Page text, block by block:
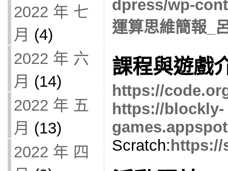
2022 年 七
月 (4)
2022 年 六
月 (14)
2022 年 五
月 (13)
2022 年 四
dpress/wp-
運算思維簡報_
課程與遊戲
https://
https://blockly-
Scratch: